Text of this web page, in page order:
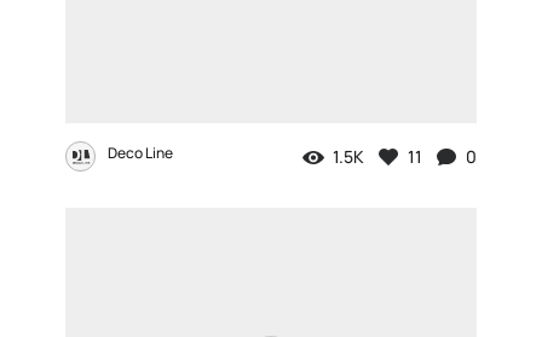
Deco Line 1.5K 11 0